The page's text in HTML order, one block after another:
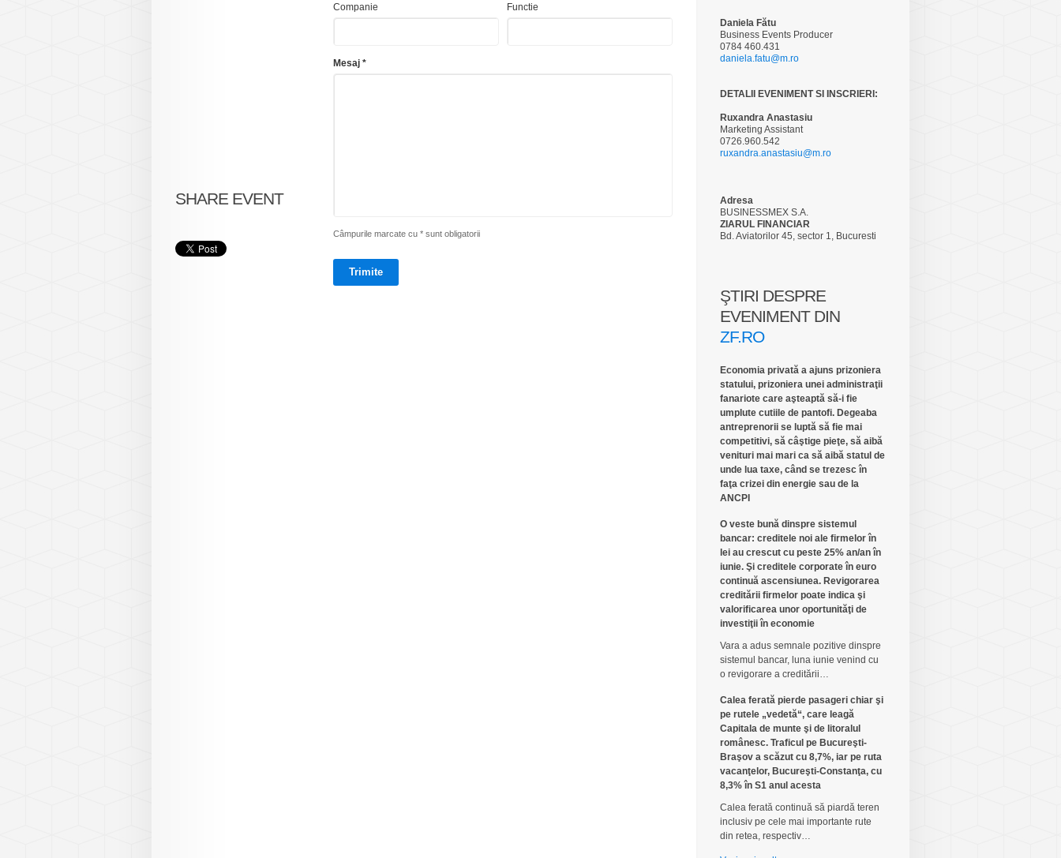
SHARE EVENT
Companie Functie
Mesaj *
Câmpurile marcate cu * sunt obligatorii
Daniela Fătu
Business Events Producer
0784 460.431
daniela.fatu@m.ro
DETALII EVENIMENT SI INSCRIERI:
Ruxandra Anastasiu
Marketing Assistant
0726.960.542
ruxandra.anastasiu@m.ro
Adresa
BUSINESSMEX S.A.
ZIARUL FINANCIAR
Bd. Aviatorilor 45, sector 1, Bucuresti
ŞTIRI DESPRE
EVENIMENT DIN
ZF.RO
Economia privată a ajuns prizoniera
statului, prizoniera unei administraţii
fanariote care aşteaptă să-i fie
umplute cutiile de pantofi. Degeaba
antreprenorii se luptă să fie mai
competitivi, să câştige pieţe, să aibă
venituri mai mari ca să aibă statul de
unde lua taxe, când se trezesc în
faţa crizei din energie sau de la
ANCPI
O veste bună dinspre sistemul
bancar: creditele noi ale firmelor în
lei au crescut cu peste 25% an/an în
iunie. Şi creditele corporate în euro
continuă ascensiunea. Revigorarea
creditării firmelor poate indica şi
valorificarea unor oportunităţi de
investiţii în economie
Vara a adus semnale pozitive dinspre
sistemul bancar, luna iunie venind cu
o revigorare a creditării…
Calea ferată pierde pasageri chiar şi
pe rutele „vedetă“, care leagă
Capitala de munte şi de litoralul
românesc. Traficul pe Bucureşti-
Braşov a scăzut cu 8,7%, iar pe ruta
vacanţelor, Bucureşti-Constanţa, cu
8,3% în S1 anul acesta
Calea ferată continuă să piardă teren
inclusiv pe cele mai importante rute
din retea, respectiv…